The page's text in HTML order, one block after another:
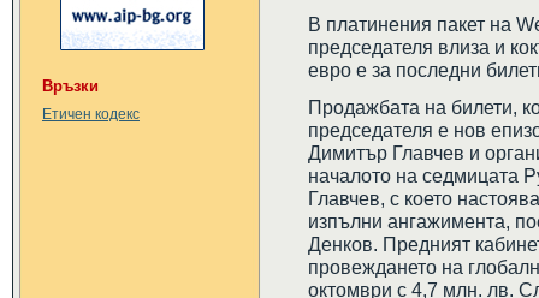
Връзки
Етичен кодекс
В платинения пакет на
председателя влиза и
евро е за последни
Продажбата на билети,
председателя е нов
Димитър Главчев и
началото на седмицата
Главчев, с което
изпълни ангажимента,
Денков. Предният
провеждането на
октомври с 4,7 млн. лв.